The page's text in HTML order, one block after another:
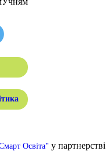
Освіта" у партнерстві